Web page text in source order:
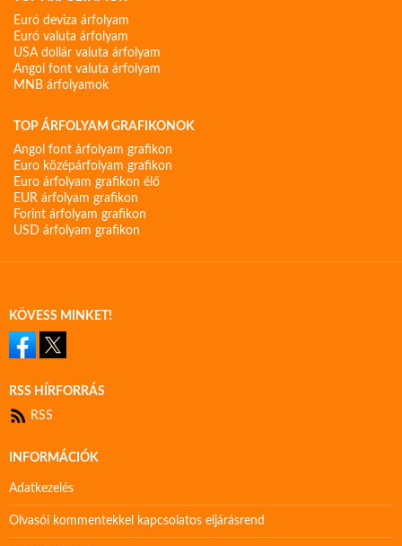
Euró deviza árfolyam
Euró valuta árfolyam
USA dollár valuta árfolyam
Angol font valuta árfolyam
MNB árfolyamok
TOP ÁRFOLYAM GRAFIKONOK
Angol font árfolyam grafikon
Euro középárfolyam grafikon
Euro árfolyam grafikon élő
EUR árfolyam grafikon
Forint árfolyam grafikon
USD árfolyam grafikon
KÖVESS MINKET!
RSS HÍRFORRÁS
RSS
INFORMÁCIÓK
Adatkezelés
Olvasói kommentekkel kapcsolatos eljárásrend